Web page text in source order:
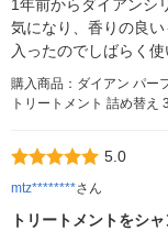
1年前からダイアンシ
気になり、香りの良
入ったのでしばらく使
購入商品：ダイアン パー
トリートメント 詰め替え
5.0
mtz********さん
トリートメントをシ